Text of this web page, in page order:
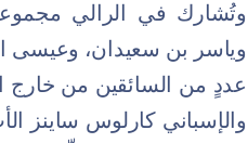
وتُشارك في الرالي
وياسر بن سعيدان، وعيسى
عددٍ من السائقين من خارج
والإسباني كارلوس ساينز